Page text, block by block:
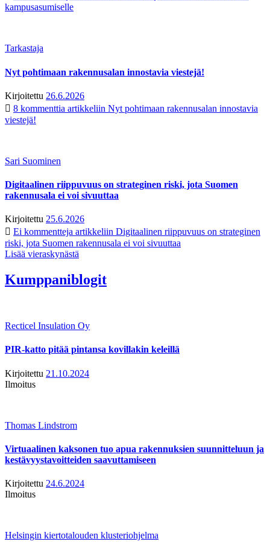
kampusasumiselle
Tarkastaja
Nyt pohtimaan rakennusalan innostavia viestejä!
Kirjoitettu 26.6.2026
8 kommenttia artikkeliin Nyt pohtimaan rakennusalan innostavia
viestejä!
Sari Suominen
Digitaalinen riippuvuus on strateginen riski, jota Suomen
rakennusala ei voi sivuuttaa
Kirjoitettu 25.6.2026
Ei kommentteja artikkeliin Digitaalinen riippuvuus on strateginen
riski, jota Suomen rakennusala ei voi sivuuttaa
Lisää vieraskynästä
Kumppaniblogit
Recticel Insulation Oy
PIR-katto pitää pintansa kovillakin keleillä
Kirjoitettu 21.10.2024
Ilmoitus
Thomas Lindstrom
Virtuaalinen kaksonen tuo apua rakennuksien suunnitteluun ja
kestävyystavoitteiden saavuttamiseen
Kirjoitettu 24.6.2024
Ilmoitus
Helsingin kiertotalouden klusteriohjelma